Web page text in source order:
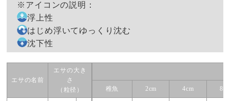
※アイコンの説明：
浮上性
はじめ浮いてゆっくり沈む
沈下性
エサの名前
エサの大き
さ
（粒径）
稚魚 2cm 4cm